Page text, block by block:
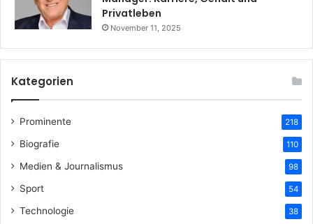
Privatleben
November 11, 2025
Kategorien
Prominente 218
Biografie 110
Medien & Journalismus 98
Sport 54
Technologie 38